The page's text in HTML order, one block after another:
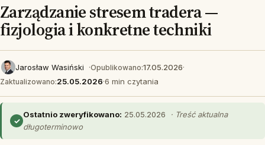
Zarządzanie stresem tradera —
fizjologia i konkretne techniki
Jarosław Wasiński ·Opublikowano:17.05.2026·
Zaktualizowano:25.05.2026·6 min czytania
✓
Ostatnio zweryfikowano: 25.05.2026
· Treść aktualna
długoterminowo